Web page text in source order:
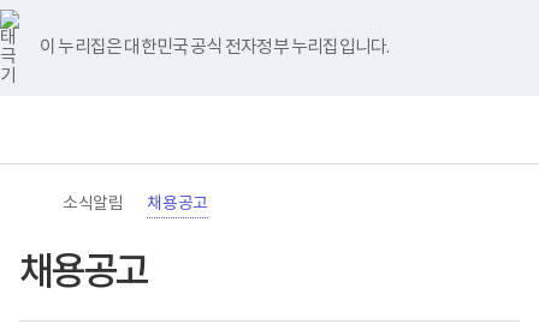
바
로
가
기
메
이 누리집은 대한민국 공식 전자정부 누리집입니다.
너
비
767px
이
하
영
검
메
홈
소식알림 채용공고
채용공고
유
튜
브
블
로
그
인
스
타
그
램
페
이
스
북